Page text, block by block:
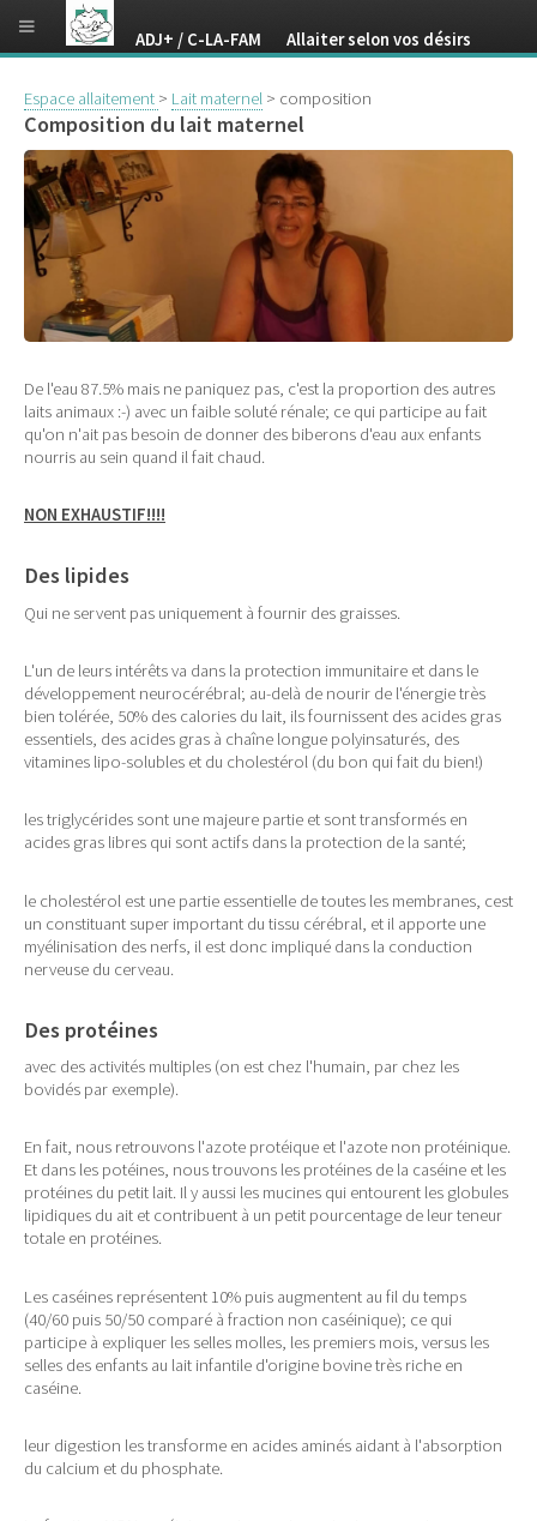
Espace allaitement > Lait maternel > composition
Composition du lait maternel
De l'eau 87.5% mais ne paniquez pas, c'est la proportion des autres
laits animaux :-) avec un faible soluté rénale; ce qui participe au fait
qu'on n'ait pas besoin de donner des biberons d'eau aux enfants
nourris au sein quand il fait chaud.
NON EXHAUSTIF!!!!
Des lipides
Qui ne servent pas uniquement à fournir des graisses.
L'un de leurs intérêts va dans la protection immunitaire et dans le
développement neurocérébral; au-delà de nourir de l'énergie très
bien tolérée, 50% des calories du lait, ils fournissent des acides gras
essentiels, des acides gras à chaîne longue polyinsaturés, des
vitamines lipo-solubles et du cholestérol (du bon qui fait du bien!)
les triglycérides sont une majeure partie et sont transformés en
acides gras libres qui sont actifs dans la protection de la santé;
le cholestérol est une partie essentielle de toutes les membranes, cest
un constituant super important du tissu cérébral, et il apporte une
myélinisation des nerfs, il est donc impliqué dans la conduction
nerveuse du cerveau.
Des protéines
avec des activités multiples (on est chez l'humain, par chez les
bovidés par exemple).
En fait, nous retrouvons l'azote protéique et l'azote non protéinique.
Et dans les potéines, nous trouvons les protéines de la caséine et les
protéines du petit lait. Il y aussi les mucines qui entourent les globules
lipidiques du ait et contribuent à un petit pourcentage de leur teneur
totale en protéines.
Les caséines représentent 10% puis augmentent au fil du temps
(40/60 puis 50/50 comparé à fraction non caséinique); ce qui
participe à expliquer les selles molles, les premiers mois, versus les
selles des enfants au lait infantile d'origine bovine très riche en
caséine.
leur digestion les transforme en acides aminés aidant à l'absorption
du calcium et du phosphate.
ADJ+ / C-LA-FAM Allaiter selon vos désirs